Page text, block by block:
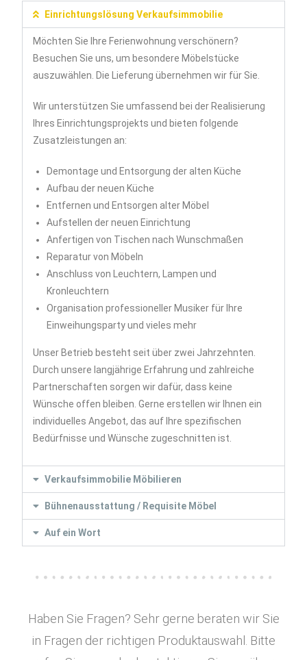
Einrichtungslösung Verkaufsimmobilie
Möchten Sie Ihre Ferienwohnung verschönern?
Besuchen Sie uns, um besondere Möbelstücke
auszuwählen. Die Lieferung übernehmen wir für Sie.
Wir unterstützen Sie umfassend bei der Realisierung
Ihres Einrichtungsprojekts und bieten folgende
Zusatzleistungen an:
Demontage und Entsorgung der alten Küche
Aufbau der neuen Küche
Entfernen und Entsorgen alter Möbel
Aufstellen der neuen Einrichtung
Anfertigen von Tischen nach Wunschmaßen
Reparatur von Möbeln
Anschluss von Leuchtern, Lampen und
Kronleuchtern
Organisation professioneller Musiker für Ihre
Einweihungsparty und vieles mehr
Unser Betrieb besteht seit über zwei Jahrzehnten.
Durch unsere langjährige Erfahrung und zahlreiche
Partnerschaften sorgen wir dafür, dass keine
Wünsche offen bleiben. Gerne erstellen wir Ihnen ein
individuelles Angebot, das auf Ihre spezifischen
Bedürfnisse und Wünsche zugeschnitten ist.
Verkaufsimmobilie Möbilieren
Bühnenausstattung / Requisite Möbel
Auf ein Wort
Haben Sie Fragen? Sehr gerne beraten wir Sie
in Fragen der richtigen Produktauswahl. Bitte